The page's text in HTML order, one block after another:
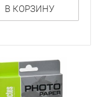
В КОРЗИНУ